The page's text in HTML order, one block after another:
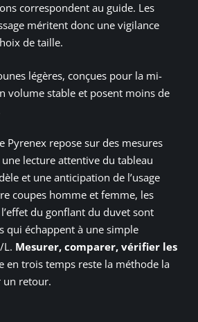
correspondent au guide. Les
méritent donc une vigilance
de taille.
légères, conçues pour la mi-
volume stable et posent moins de
Pyrenex repose sur des mesures
lecture attentive du tableau
et une anticipation de l’usage
coupes homme et femme, les
du gonflant du duvet sont
qui échappent à une simple
L. Mesurer, comparer, vérifier les
en trois temps reste la méthode la
un retour.